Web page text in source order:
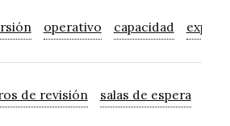
operativo capacidad
de revisión salas de espera